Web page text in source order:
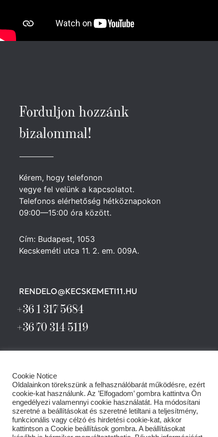
Forduljon hozzánk
bizalommal!
Kérem, hogy telefonon
vegye fel velünk a kapcsolatot.
Telefonos elérhetőség hétköznapokon
09:00—15:00 óra között.
Cím: Budapest, 1053
Kecskeméti utca 11. 2. em. 009A.
RENDELO@KECSKEMETI11.HU
+36 1 317 5684
+36 70 314 5119
Cookie Notice
Oldalainkon törekszünk a felhasználóbarát működésre, ezért
cookie-kat használunk. Az ’Elfogadom’ gombra kattintva Ön
engedélyezi valamennyi cookie használatát. Ha módosítani
szeretné a beállításokat és szeretné letiltani a teljesítmény,
funkcionális vagy célzó és hirdetési cookie-kat, akkor
kattintson a Cookie beállítások gombra. A beállításokat